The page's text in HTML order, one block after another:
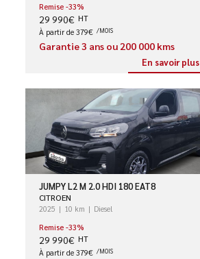
Remise -33%
29 990€ HT
À partir de 379€ /MOIS
Garantie 3 ans ou 200 000 kms
En savoir plus
JUMPY L2 M 2.0 HDI 180 EAT8
CITROEN
2025 10 km
Diesel
Remise -33%
29 990€ HT
À partir de 379€ /MOIS